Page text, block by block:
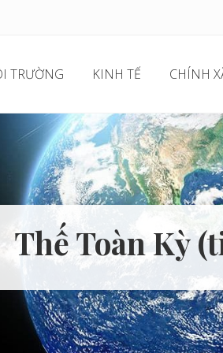
TRƯỜNG KINH TẾ CHÍNH
Thế Toàn Kỳ